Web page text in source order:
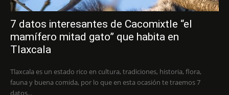
7 datos interesantes de Cacomixtle “el
mamífero mitad gato” que habita en
Tlaxcala
Tlaxcala es un estado rico en cultura, tradiciones, historia, flora,
fauna y buena comida, por lo que en esta ocasión te traemos 7
datos...